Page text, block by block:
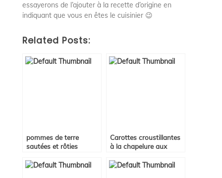
essayerons de l’ajouter à la recette d’origine en
indiquant que vous en êtes le cuisinier 😉
Related Posts:
pommes de terre
sautées et rôties
Carottes croustillantes
à la chapelure aux
coco ou carottes